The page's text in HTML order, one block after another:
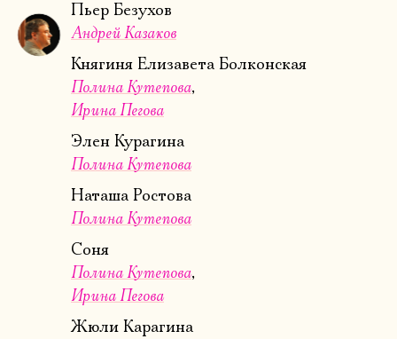
Пьер Безухов
Андрей Казаков
Княгиня Елизавета Болконская
Полина Кутепова
Ирина Пегова
Элен Курагина
Полина Кутепова
Наташа Ростова
Полина Кутепова
Соня
Полина Кутепова
Ирина Пегова
Жюли Карагина